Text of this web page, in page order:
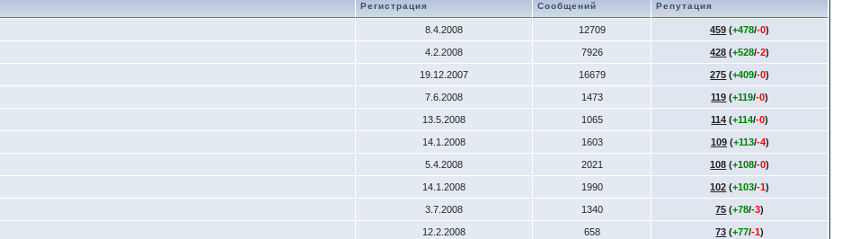
Регистрация Сообщений Репутация
8.4.2008 12709 459 (+478/-0)
4.2.2008 7926 428 (+528/-2)
19.12.2007 16679 275 (+409/-0)
7.6.2008 1473 119 (+119/-0)
13.5.2008 1065 114 (+114/-0)
14.1.2008 1603 109(+113/-4)
5.4.2008 2021 108 (+108/-0)
14.1.2008 1990 102 (+103/-1)
3.7.2008 1340 75 (+78/-3)
12.2.2008 658 73 (+77/-1)